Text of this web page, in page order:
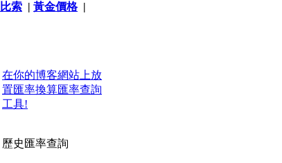
比索 | 黃金價格|
在你的博客網站上放
置匯率換算匯率查詢
工具!
歷史匯率查詢